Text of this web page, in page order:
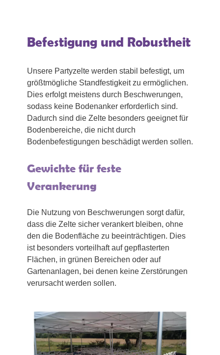
Befestigung und Robustheit
Unsere Partyzelte werden stabil befestigt, um
größtmögliche Standfestigkeit zu ermöglichen.
Dies erfolgt meistens durch Beschwerungen,
sodass keine Bodenanker erforderlich sind.
Dadurch sind die Zelte besonders geeignet für
Bodenbereiche, die nicht durch
Bodenbefestigungen beschädigt werden sollen.
Gewichte für feste
Verankerung
Die Nutzung von Beschwerungen sorgt dafür,
dass die Zelte sicher verankert bleiben, ohne
den die Bodenfläche zu beeinträchtigen. Dies
ist besonders vorteilhaft auf gepflasterten
Flächen, in grünen Bereichen oder auf
Gartenanlagen, bei denen keine Zerstörungen
verursacht werden sollen.